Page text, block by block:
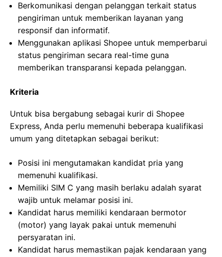
Berkomunikasi dengan pelanggan terkait status
pengiriman untuk memberikan layanan yang
responsif dan informatif.
Menggunakan aplikasi Shopee untuk memperbarui
status pengiriman secara real-time guna
memberikan transparansi kepada pelanggan.
Kriteria
Untuk bisa bergabung sebagai kurir di Shopee
Express, Anda perlu memenuhi beberapa kualifikasi
umum yang ditetapkan sebagai berikut:
Posisi ini mengutamakan kandidat pria yang
memenuhi kualifikasi.
Memiliki SIM C yang masih berlaku adalah syarat
wajib untuk melamar posisi ini.
Kandidat harus memiliki kendaraan bermotor
(motor) yang layak pakai untuk memenuhi
persyaratan ini.
Kandidat harus memastikan pajak kendaraan yang